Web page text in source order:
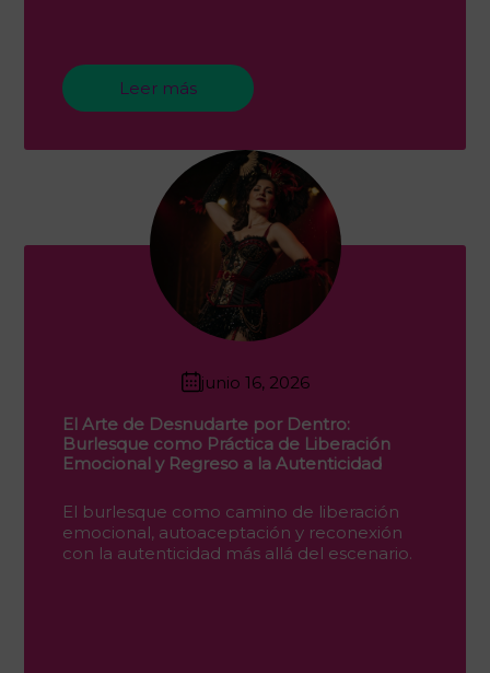
Leer más
junio 16, 2026
El Arte de Desnudarte por Dentro:
Burlesque como Práctica de Liberación
Emocional y Regreso a la Autenticidad
El burlesque como camino de liberación
emocional, autoaceptación y reconexión
con la autenticidad más allá del escenario.